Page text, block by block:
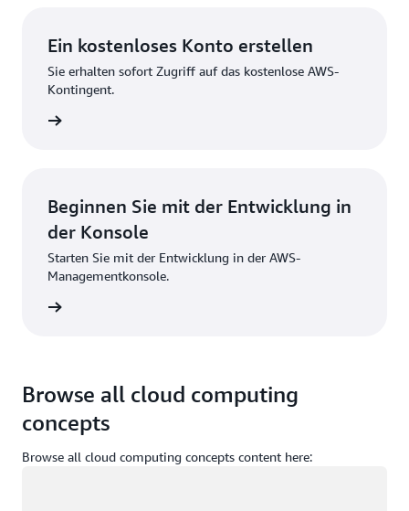
Ein kostenloses Konto erstellen
Sie erhalten sofort Zugriff auf das kostenlose AWS-
Kontingent.
Beginnen Sie mit der Entwicklung in
der Konsole
Starten Sie mit der Entwicklung in der AWS-
Managementkonsole.
Browse all cloud computing
concepts
Browse all cloud computing concepts content here: